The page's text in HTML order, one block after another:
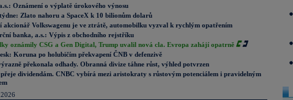
Oznámení o výplatě úrokového výnosu
Zlato nahoru a SpaceX k 10 bilionům dolarů
akcionář Volkswagenu je ve ztrátě, automobilku vyzval k rychlým opatřením
banka, a.s.: Výpis z obchodního rejstříku
oznámily CSG a Gen Digital, Trump uvalil nová cla. Evropa zahájí opatrně
Koruna po holubičím překvapení ČNB v defenzivě
překonala odhady. Obranná divize táhne růst, výhled potvrzen
přeje dividendám. CNBC vybírá mezi aristokraty s růstovým potenciálem i pravidelným